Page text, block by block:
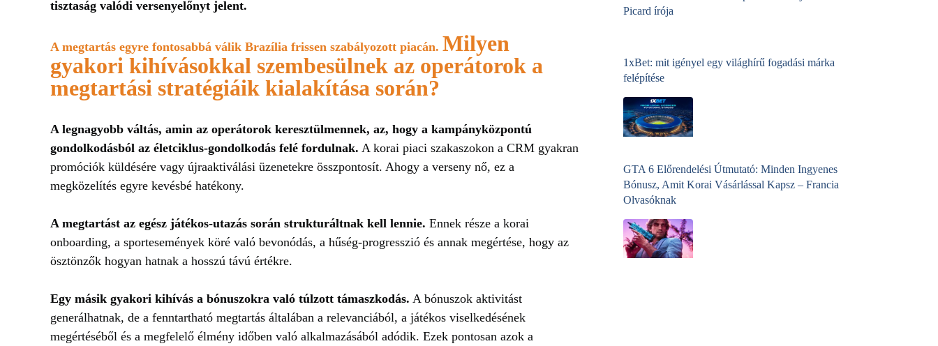
tisztaság valódi versenyelőnyt jelent.
A megtartás egyre fontosabbá válik Brazília frissen szabályozott piacán. Milyen
gyakori kihívásokkal szembesülnek az operátorok a
megtartási stratégiáik kialakítása során?
A legnagyobb váltás, amin az operátorok keresztülmennek, az, hogy a kampányközpontú
gondolkodásból az életciklus-gondolkodás felé fordulnak. A korai piaci szakaszokon a CRM gyakran
promóciók küldésére vagy újraaktiválási üzenetekre összpontosít. Ahogy a verseny nő, ez a
megközelítés egyre kevésbé hatékony.
A megtartást az egész játékos-utazás során strukturáltnak kell lennie. Ennek része a korai
onboarding, a sportesemények köré való bevonódás, a hűség-progresszió és annak megértése, hogy az
ösztönzők hogyan hatnak a hosszú távú értékre.
Egy másik gyakori kihívás a bónuszokra való túlzott támaszkodás. A bónuszok aktivitást
generálhatnak, de a fenntartható megtartás általában a relevanciából, a játékos viselkedésének
megértéséből és a megfelelő élmény időben való alkalmazásából adódik. Ezek pontosan azok a
Picard írója
1xBet: mit igényel egy világhírű fogadási márka
felépítése
GTA 6 Előrendelési Útmutató: Minden Ingyenes
Bónusz, Amit Korai Vásárlással Kapsz – Francia
Olvasóknak